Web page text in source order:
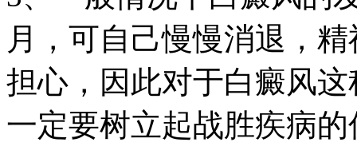
月，可自己慢慢消退，
担心，因此对于白癜风
一定要树立起战胜疾病的